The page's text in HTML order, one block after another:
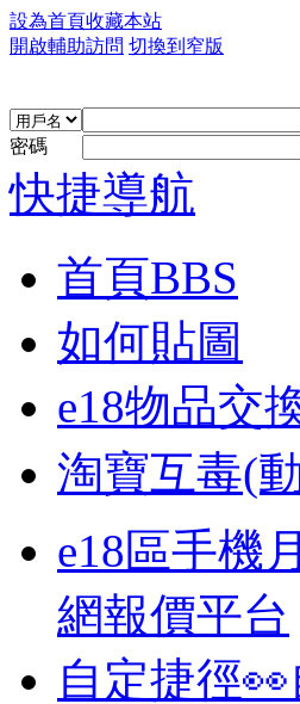
設為首頁收藏本站
開啟輔助訪問 切換到窄版
密碼
快捷導航
首頁BBS
如何貼圖
e18物品交
淘寶互毒(
e18區手機
網報價平台
自定捷徑👀